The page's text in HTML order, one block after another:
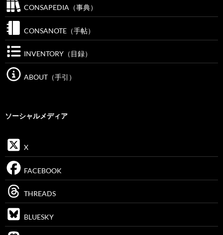
CONSAPEDIA（事典）
CONSANOTE（手帖）
INVENTORY（目録）
ABOUT（手引）
ソーシャルメディア
X
FACEBOOK
THREADS
BLUESKY